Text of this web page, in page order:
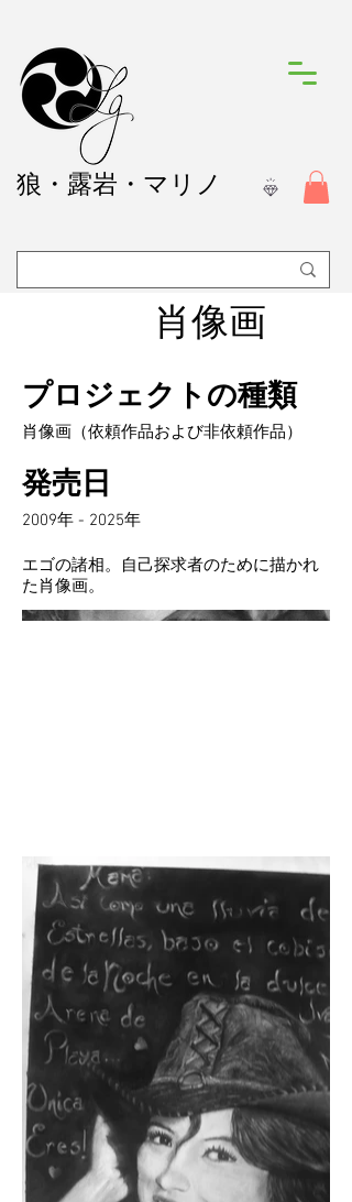
狼 ・露岩・マリノ
肖像画
プロジェクトの種類
肖像画（依頼作品および非依頼作品）
発売日
2009年 - 2025年
エゴの諸相。自己探求者のために描かれ
た肖像画。